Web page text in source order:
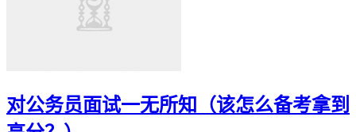
对公务员面试一无所知（该怎么备考拿到